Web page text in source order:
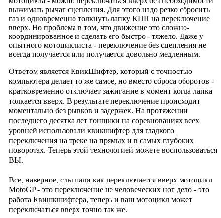
выжимать рычаг сцепления. Для этого надо резко сбросить
газ и одновременно толкнуть лапку КПП на переключение
вверх. Но проблема в том, что движение это сложно-
координированное и сделать его быстро - тяжело. Даже у
опытного мотоциклиста - переключение без сцепления не
всегда получается или получается довольно медленным.
Ответом является КвикШифтер, который с точностью
компьютера делает то же самое, но вместо сброса оборотов -
кратковременно отключает зажигание в момент когда лапка
толкается вверх. В результате переключение происходит
моментально без рывков и задержек. На протяжении
последнего десятка лет гонщики на соревнованиях всех
уровней использовали квикшифтер для гладкого
переключения на треке на прямых и в самых глубоких
поворотах. Теперь этой технологией можете воспользоваться
ВЫ.
Все, наверное, слышали как переключается вверх мотоцикл
MotoGP - это переключение не человеческих ног дело - это
работа Квишкшифтера, теперь и ваш мотоцикл может
переключаться вверх точно так же.